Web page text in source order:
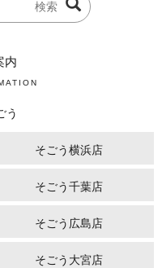
内
う
そごう横浜店
そごう千葉店
そごう広島店
そごう大宮店